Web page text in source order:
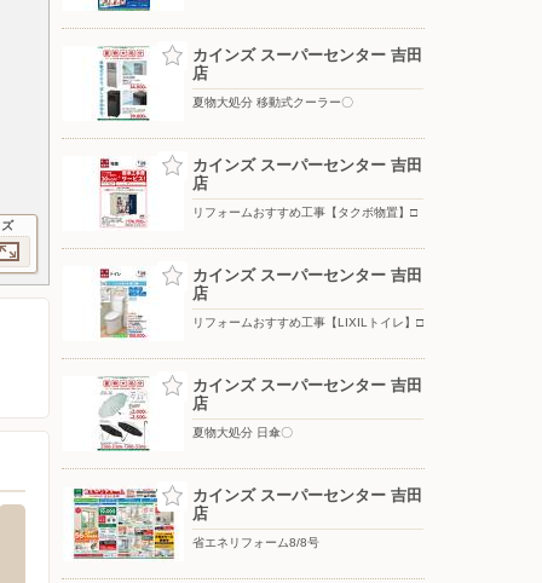
カインズ スーパーセンター 吉田
店
夏物大処分 移動式クーラー〇
カインズ スーパーセンター 吉田
店
リフォームおすすめ工事【タクボ物置】□
カインズ スーパーセンター 吉田
店
リフォームおすすめ工事【LIXILトイレ】□
カインズ スーパーセンター 吉田
店
夏物大処分 日傘〇
カインズ スーパーセンター 吉田
店
省エネリフォーム8/8号